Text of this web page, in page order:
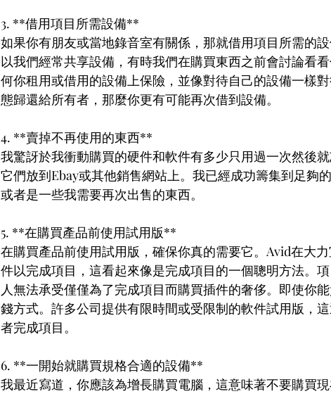
3. **借用項目所需設備**
如果你有朋友或當地錄音室有關係，那就借用項目所需的
以我們經常共享設備，有時我們在購買東西之前會討論看
何你租用或借用的設備上保險，並像對待自己的設備一樣
態歸還給所有者，那麼你更有可能再次借到設備。
4. **賣掉不再使用的東西**
我驚訝於我衝動購買的硬件和軟件有多少只用過一次然後
它們放到Ebay或其他銷售網站上。我已經成功籌集到足
或者是一些我需要再次出售的東西。
5. **在購買產品前使用試用版**
在購買產品前使用試用版，確保你真的需要它。Avid在大
件以完成項目，這看起來像是完成項目的一個聰明方法。
人無法承受僅僅為了完成項目而購買插件的奢侈。即使你
錢方式。許多公司提供有限時間或受限制的軟件試用版，
者完成項目。
6. **一開始就購買規格合適的設備**
我最近寫道，你應該為增長購買電腦，這意味著不要購買